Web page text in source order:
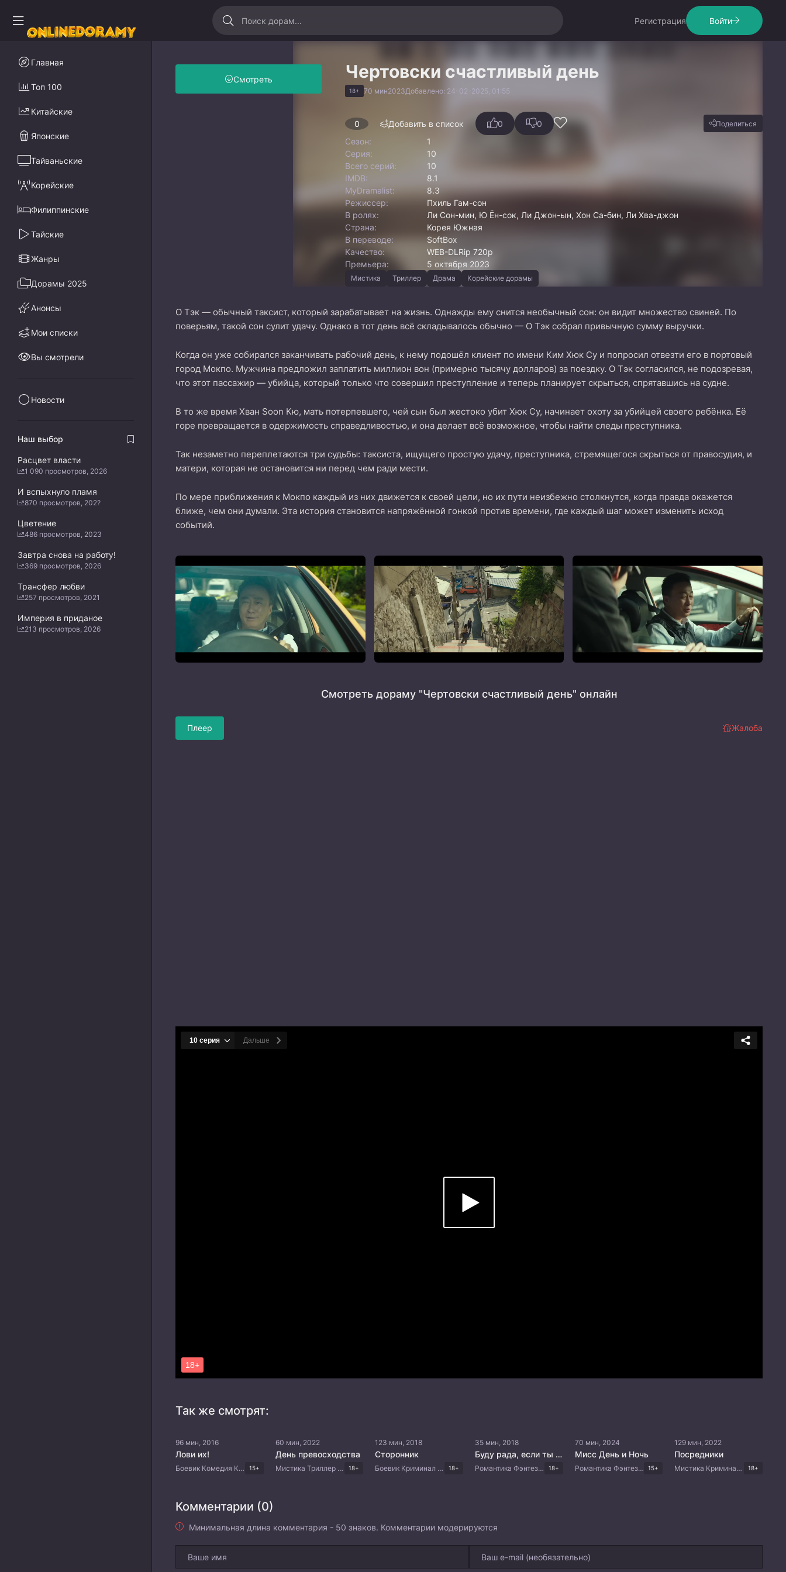
Регистрация Войти
Чертовски счастливый день
18+ 70 мин2023Добавлено: 24-02-2025, 01:55
Смотреть
0 Добавить в список 0 0 Поделиться
Сезон:
1
Серия:
10
Всего серий:
10
IMDB:
8.1
MyDramalist:
8.3
Режиссер:
Пхиль Гам-сон
В ролях:
Ли Сон-мин, Ю Ён-сок, Ли Джон-ын, Хон Са-бин, Ли Хва-джон
Страна:
Корея Южная
В переводе:
SoftBox
Качество:
WEB-DLRip 720p
Премьера:
5 октября 2023
Мистика Триллер Драма Корейские дорамы
О Тэк — обычный таксист, который зарабатывает на жизнь. Однажды ему снится необычный сон: он видит множество свиней. По
поверьям, такой сон сулит удачу. Однако в тот день всё складывалось обычно — О Тэк собрал привычную сумму выручки.
Когда он уже собирался заканчивать рабочий день, к нему подошёл клиент по имени Ким Хюк Су и попросил отвезти его в портовый
город Мокпо. Мужчина предложил заплатить миллион вон (примерно тысячу долларов) за поездку. О Тэк согласился, не подозревая,
что этот пассажир — убийца, который только что совершил преступление и теперь планирует скрыться, спрятавшись на судне.
В то же время Хван Soon Кю, мать потерпевшего, чей сын был жестоко убит Хюк Су, начинает охоту за убийцей своего ребёнка. Её
горе превращается в одержимость справедливостью, и она делает всё возможное, чтобы найти следы преступника.
Так незаметно переплетаются три судьбы: таксиста, ищущего простую удачу, преступника, стремящегося скрыться от правосудия, и
матери, которая не остановится ни перед чем ради мести.
По мере приближения к Мокпо каждый из них движется к своей цели, но их пути неизбежно столкнутся, когда правда окажется
ближе, чем они думали. Эта история становится напряжённой гонкой против времени, где каждый шаг может изменить исход
событий.
Смотреть дораму "Чертовски счастливый день" онлайн
Плеер Жалоба
Так же смотрят:
96 мин, 2016
Лови их!
Боевик Комедия Корейские дорамы 15+
60 мин, 2022
День превосходства
Мистика Триллер Драма Корейские дорамы 18+
123 мин, 2018
Сторонник
Боевик Криминал Триллер Драма Корейские дорамы 18+
35 мин, 2018
Буду рада, если ты умрёшь
Романтика Фэнтези Комедия Драма Корейские дорамы 18+
70 мин, 2024
Мисс День и Ночь
Романтика Фэнтези Мистика Комедия Корейские дорамы 15+
129 мин, 2022
Посредники
Мистика Криминал Драма Корейские дорамы 18+
Комментарии (0)
Минимальная длина комментария - 50 знаков. Комментарии модерируются
Главная
Топ 100
Китайские
Японские
Тайваньские
Корейские
Филиппинские
Тайские
Жанры
Дорамы 2025
Анонсы
Мои списки
Вы смотрели
Новости
Наш выбор
Расцвет власти
1 090 просмотров, 2026
И вспыхнуло пламя
870 просмотров, 202?
Цветение
486 просмотров, 2023
Завтра снова на работу!
369 просмотров, 2026
Трансфер любви
257 просмотров, 2021
Империя в приданое
213 просмотров, 2026